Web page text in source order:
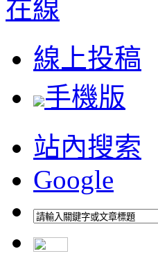
線上投稿
手機版
站內搜索
Google